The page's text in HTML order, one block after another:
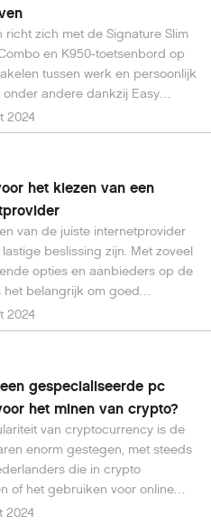
richt zich met de Signature Slim
en K950-toetsenbord op
tussen werk en persoonlijk
andere dankzij Easy
en software.
2024
het kiezen van een
van de juiste internetprovider
beslissing zijn. Met zoveel
opties en aanbieders op de
het belangrijk om goed
te zijn voordat je een keuze
deze blog geven we 3 tips die je
2024
gespecialiseerde pc
het minen van crypto?
van cryptocurrency is de
enorm gestegen, met steeds
die in crypto
of het gebruiken voor online
Ook heeft men interesse in het
2024